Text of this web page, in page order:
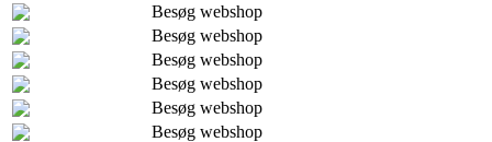
Besøg webshop
Besøg webshop
Besøg webshop
Besøg webshop
Besøg webshop
Besøg webshop